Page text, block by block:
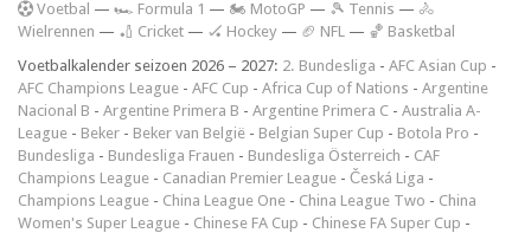
Voetbal — 🏎️ Formula 1 — 🏍 MotoGP — 🎾 Tennis — 🚴
Wielrennen — 🏏 Cricket — 🏑 Hockey — 🏈 NFL — 🏀 Basketbal
Voetbalkalender seizoen 2026 – 2027: 2. Bundesliga - AFC Asian Cup -
AFC Champions League - AFC Cup - Africa Cup of Nations - Argentine
Nacional B - Argentine Primera B - Argentine Primera C - Australia A-
League - Beker - Beker van België - Belgian Super Cup - Botola Pro -
Bundesliga - Bundesliga Frauen - Bundesliga Österreich - CAF
Champions League - Canadian Premier League - Česká Liga -
Champions League - China League One - China League Two - China
Women's Super League - Chinese FA Cup - Chinese FA Super Cup -